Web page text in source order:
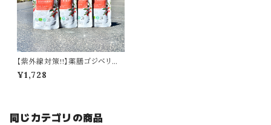
【紫外線対策!!】薬膳ゴジベリー
ドリンク（4日分）
¥1,728
同じカテゴリの商品